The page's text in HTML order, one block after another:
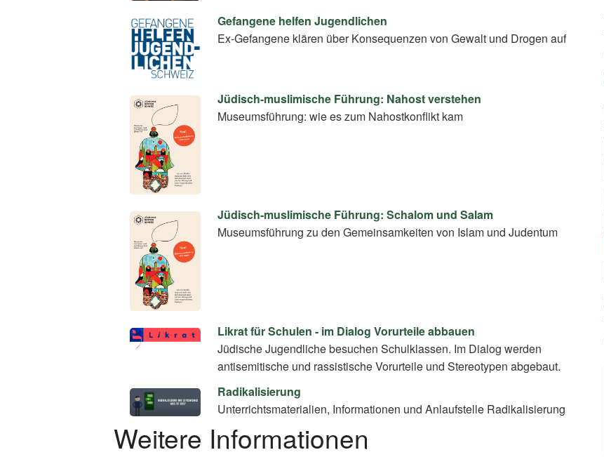
Gefangene helfen Jugendlichen
Ex-Gefangene klären über Konsequenzen von Gewalt und Drogen auf
Jüdisch-muslimische Führung: Nahost verstehen
Museumsführung: wie es zum Nahostkonflikt kam
Jüdisch-muslimische Führung: Schalom und Salam
Museumsführung zu den Gemeinsamkeiten von Islam und Judentum
Likrat für Schulen - im Dialog Vorurteile abbauen
Jüdische Jugendliche besuchen Schulklassen. Im Dialog werden
antisemitische und rassistische Vorurteile und Stereotypen abgebaut.
Radikalisierung
Unterrichtsmaterialien, Informationen und Anlaufstelle Radikalisierung
Weitere Informationen